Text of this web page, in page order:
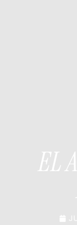
EL